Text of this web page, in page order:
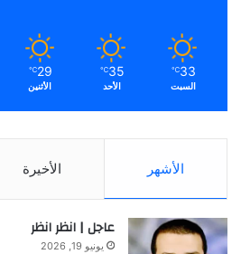
33
℃
السبت
35
℃
الأحد
29
℃
الأثنين
الأشهر الأخيرة
عاجل | انظر انظر
يونيو 19, 2026